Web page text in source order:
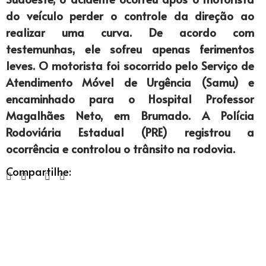
do veículo perder o controle da direção ao
realizar uma curva. De acordo com
testemunhas, ele sofreu apenas ferimentos
leves. O motorista foi socorrido pelo Serviço de
Atendimento Móvel de Urgência (Samu) e
encaminhado para o Hospital Professor
Magalhães Neto, em Brumado. A Polícia
Rodoviária Estadual (PRE) registrou a
ocorrência e controlou o trânsito na rodovia.
Compartilhe: